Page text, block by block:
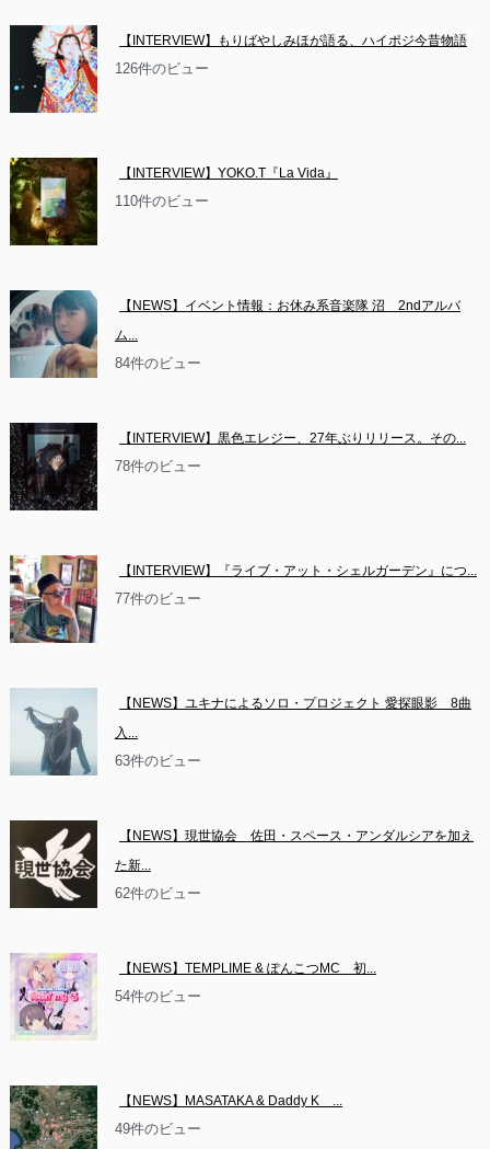
【INTERVIEW】もりばやしみほが語る、ハイポジ今昔物語
126件のビュー
【INTERVIEW】YOKO.T『La Vida』
110件のビュー
【NEWS】イベント情報：お休み系音楽隊 沼　2ndアルバ
ム...
84件のビュー
【INTERVIEW】黒色エレジー、27年ぶりリリース。その...
78件のビュー
【INTERVIEW】『ライブ・アット・シェルガーデン』につ...
77件のビュー
【NEWS】ユキナによるソロ・プロジェクト 愛探眼影　8曲
入...
63件のビュー
【NEWS】現世協会　佐田・スペース・アンダルシアを加え
た新...
62件のビュー
【NEWS】TEMPLIME & ぽんこつMC　初...
54件のビュー
【NEWS】MASATAKA & Daddy K　...
49件のビュー